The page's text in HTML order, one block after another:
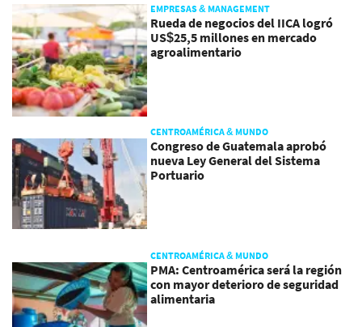
EMPRESAS & MANAGEMENT
Rueda de negocios del IICA logró
US$25,5 millones en mercado
agroalimentario
CENTROAMÉRICA & MUNDO
Congreso de Guatemala aprobó
nueva Ley General del Sistema
Portuario
CENTROAMÉRICA & MUNDO
PMA: Centroamérica será la región
con mayor deterioro de seguridad
alimentaria